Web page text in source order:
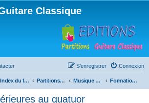
Classique
Connexion
S’enregistrer
Index du forum Partitions pour guitare en libre téléchargement Musique d'ensemble Formations supérieures au quatuor
au quatuor